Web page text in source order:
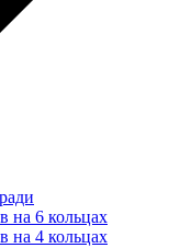
на 6 кольцах
на 4 кольцах